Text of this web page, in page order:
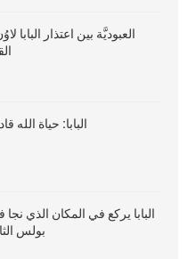
العبوديَّة بين اعتذار
البابا: حياة الله
البابا يركع في المكان الذي نجا
بولس